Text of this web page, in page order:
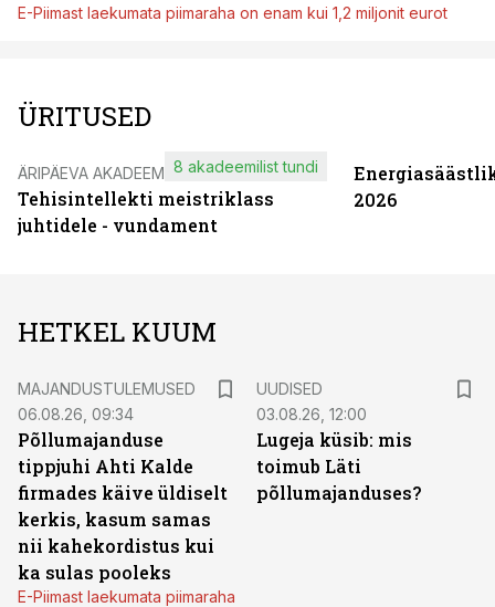
E-Piimast laekumata piimaraha on enam kui 1,2 miljonit eurot
ÜRITUSED
ÄRIPÄEVA AKADEEMIA
Tehisintellekti meistriklass
juhtidele - vundament
8 akadeemilist tundi
2026
HETKEL KUUM
MAJANDUSTULEMUSED
06.08.26, 09:34
Põllumajanduse
tippjuhi Ahti Kalde
firmades käive üldiselt
kerkis, kasum samas
nii kahekordistus kui
ka sulas pooleks
E-Piimast laekumata piimaraha
UUDISED
03.08.26, 12:00
Lugeja küsib: mis
toimub Läti
põllumajanduses?